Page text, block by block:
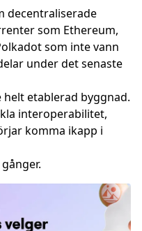
decentraliserade
som Ethereum,
som inte vann
under det senaste
etablerad byggnad.
interoperabilitet,
komma ikapp i